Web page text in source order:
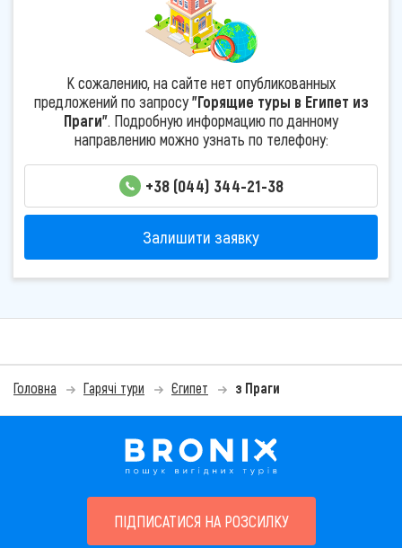
К сожалению, на сайте нет опубликованных
предложений по запросу"Горящие туры в Египет из
Праги". Подробную информацию по данному
направлению можно узнать по телефону:
+38 (044) 344-21-38
Залишити заявку
Головна Гарячі тури Єгипет з Праги
ПІДПИСАТИСЯ НА РОЗСИЛКУ